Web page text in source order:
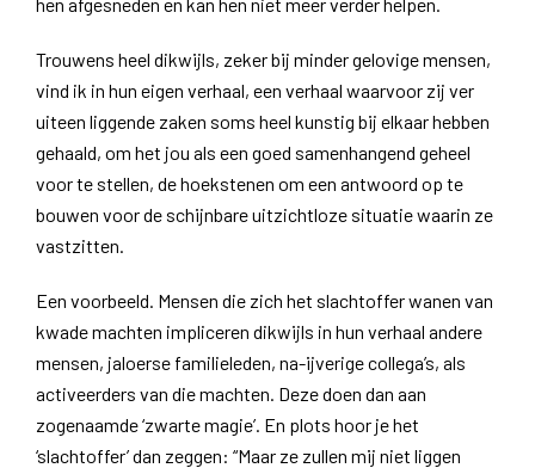
Trouwens heel dikwijls, zeker bij minder gelovige mensen,
vind ik in hun eigen verhaal, een verhaal waarvoor zij ver
uiteen liggende zaken soms heel kunstig bij elkaar hebben
gehaald, om het jou als een goed samenhangend geheel
voor te stellen, de hoekstenen om een antwoord op te
bouwen voor de schijnbare uitzichtloze situatie waarin ze
vastzitten.
Een voorbeeld. Mensen die zich het slachtoffer wanen van
kwade machten impliceren dikwijls in hun verhaal andere
mensen, jaloerse familieleden, na-ijverige collega’s, als
activeerders van die machten. Deze doen dan aan
zogenaamde ‘zwarte magie’. En plots hoor je het
‘slachtoffer’ dan zeggen: “Maar ze zullen mij niet liggen